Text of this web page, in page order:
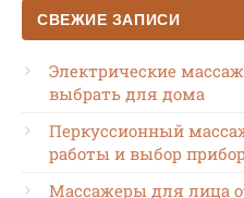
СВЕЖИЕ ЗАПИСИ
Электрические
выбрать для дома
Перкуссионный
работы и выбор
Массажеры для лица